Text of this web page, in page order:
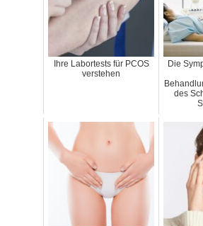
Ihre Labortests für PCOS
verstehen
Die
des